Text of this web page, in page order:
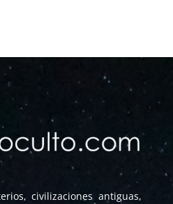
civilizaciones antiguas,